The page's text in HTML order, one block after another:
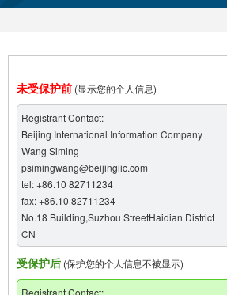
未受保护前 (显示您的个人信息)
Registrant Contact:
Beijing International Information Company
Wang Siming
psimingwang@beijingiic.com
tel: +86.10 82711234
fax: +86.10 82711234
No.18 Building,Suzhou StreetHaidian District
CN
受保护后 (保护您的个人信息不被显示)
Registrant Contact: